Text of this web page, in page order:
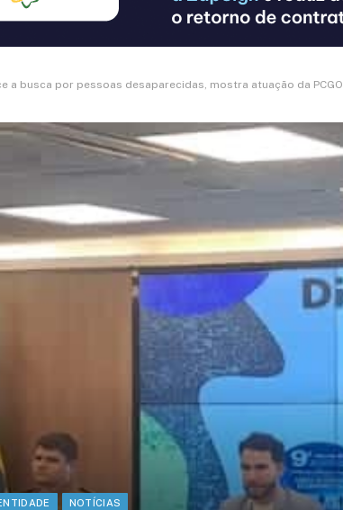
a busca por pessoas desaparecidas, mostra atuação da PCGO
NOTÍCIAS